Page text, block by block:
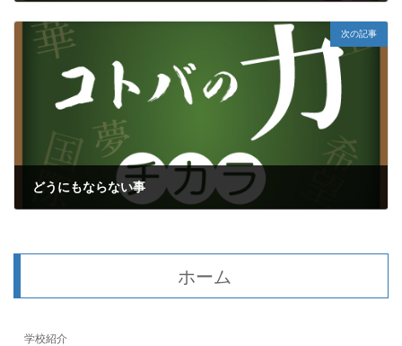
次の記事
どうにもならない事
ホーム
学校紹介